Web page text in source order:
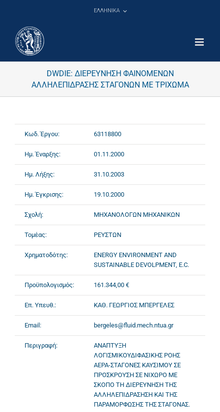
ΕΛΛΗΝΙΚΑ
DWDIE: ΔΙΕΡΕΥΝΗΣΗ ΦΑΙΝΟΜΕΝΩΝ
ΑΛΛΗΛΕΠΙΔΡΑΣΗΣ ΣΤΑΓΟΝΩΝ ΜΕ ΤΡΙΧΩΜΑ
Κωδ. Έργου: 63118800
Ημ. Έναρξης: 01.11.2000
Ημ. Λήξης: 31.10.2003
Ημ. Έγκρισης: 19.10.2000
Σχολή: ΜΗΧΑΝΟΛΟΓΩΝ ΜΗΧΑΝΙΚΩΝ
Τομέας: ΡΕΥΣΤΩΝ
Χρηματοδότης:
ENERGY ENVIRONMENT AND
SUSTAINABLE DEVOLPMENT, E.C.
Προϋπολογισμός: 161.344,00 €
Επ. Υπευθ.: ΚΑΘ. ΓΕΩΡΓΙΟΣ ΜΠΕΡΓΕΛΕΣ
Email: bergeles@fluid.mech.ntua.gr
Περιγραφή:
ΑΝΑΠΤΥΞΗ
ΛΟΓΙΣΜΙΚΟΥΔΙΦΑΣΙΚΗΣ ΡΟΗΣ
ΑΕΡΑ-ΣΤΑΓΟΝΕΣ ΚΑΥΣΙΜΟΥ ΣΕ
ΠΡΟΣΚΡΟΥΣΗ ΣΕ ΝΙΧΩΡΟ ΜΕ
ΣΚΟΠΟ ΤΗ ΔΙΕΡΕΥΝΗΣΗ ΤΗΣ
ΑΛΛΗΛΕΠΙΔΡΑΣΗΣΗ ΚΑΙ ΤΗΣ
ΠΑΡΑΜΟΡΦΩΣΗΣ ΤΗΣ ΣΤΑΓΟΝΑΣ.